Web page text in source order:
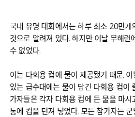
국내 유명 대회에서는 하루 최소 20만개
것으로 알려져 있다. 하지만 이날 무해런
수 없었다.
이는 다회용 컵에 물이 제공됐기 때문.
있는 급수대에는 물이 담긴 다회용 컵이
가자들은 각자 다회용 컵에 든 물을 마
통에 컵을 던져 넣었다. 모든 참가자는 군